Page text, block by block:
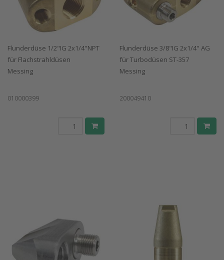
Flunderdüse 1/2"IG 2x1/4"NPT
für Flachstrahldüsen
Messing
010000399
Flunderdüse 3/8"IG 2x1/4" AG
für Turbodüsen ST-357
Messing
200049410